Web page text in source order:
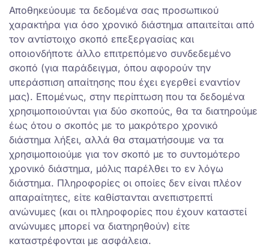
Αποθηκεύουμε τα δεδομένα σας προσωπικού
χαρακτήρα για όσο χρονικό διάστημα απαιτείται από
τον αντίστοιχο σκοπό επεξεργασίας και
οποιονδήποτε άλλο επιτρεπόμενο συνδεδεμένο
σκοπό (για παράδειγμα, όπου αφορούν την
υπεράσπιση απαίτησης που έχει εγερθεί εναντίον
μας). Επομένως, στην περίπτωση που τα δεδομένα
χρησιμοποιούνται για δύο σκοπούς, θα τα διατηρούμε
έως ότου ο σκοπός με το μακρότερο χρονικό
διάστημα λήξει, αλλά θα σταματήσουμε να τα
χρησιμοποιούμε για τον σκοπό με το συντομότερο
χρονικό διάστημα, μόλις παρέλθει το εν λόγω
διάστημα. Πληροφορίες οι οποίες δεν είναι πλέον
απαραίτητες, είτε καθίστανται ανεπιστρεπτί
ανώνυμες (και οι πληροφορίες που έχουν καταστεί
ανώνυμες μπορεί να διατηρηθούν) είτε
καταστρέφονται με ασφάλεια.